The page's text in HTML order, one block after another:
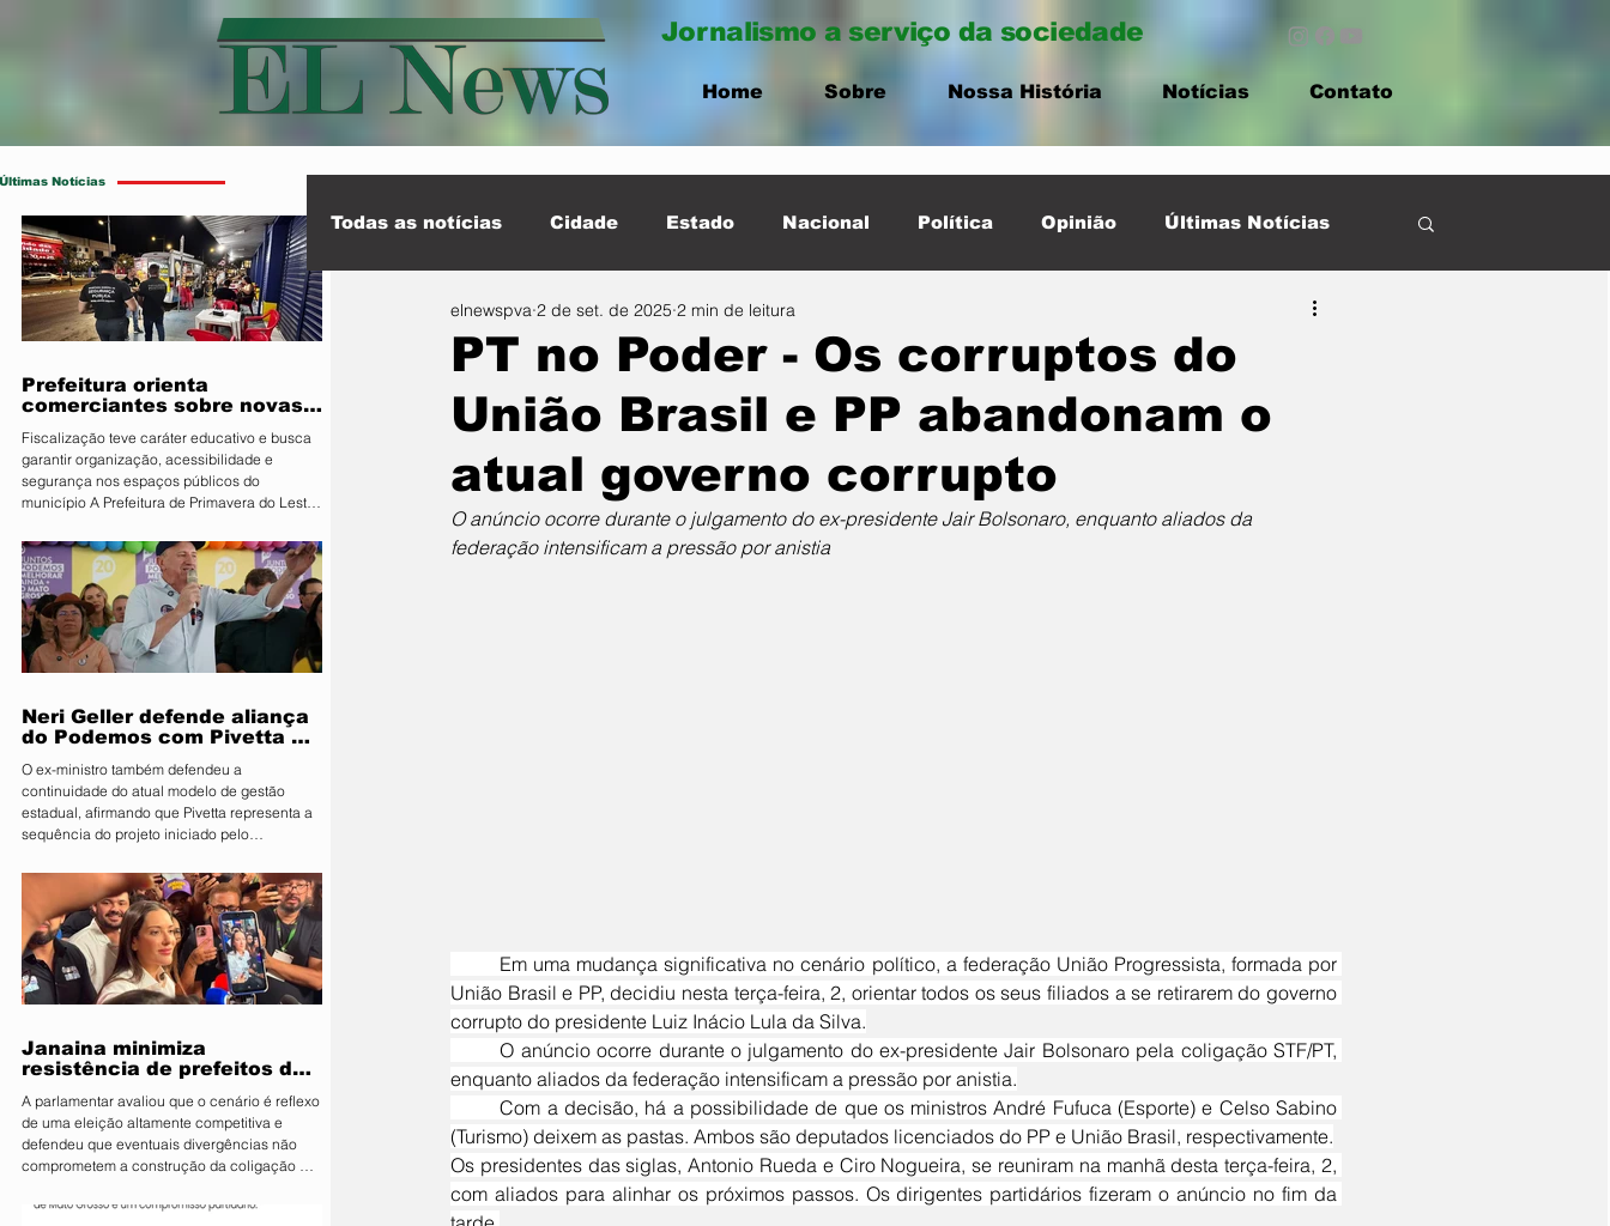
Jornalismo a serviço da sociedade
Home Sobre Nossa História Notícias Contato
Últimas Notícias
Prefeitura orienta
comerciantes sobre novas
trucks
Fiscalização teve caráter educativo e busca
garantir organização, acessibilidade e
segurança nos espaços públicos do
município A Prefeitura de Primavera do Leste,
Segurança Pública e Mobilidade Urbana, em
parceria com a Fiscalização de Obras e
Posturas, realizou uma ação de orientação
aos proprietários de food trucks e
comerciantes ambulantes na noite desta
sexta-feira (31), sobre as novas regras para
utilização de mesas e cadeiras em espa
Neri Geller defende aliança
do Podemos com Pivetta e
com esse acordo
O ex-ministro também defendeu a
continuidade do atual modelo de gestão
estadual, afirmando que Pivetta representa a
sequência do projeto iniciado pelo
deputado federal pelo Podemos, Neri Geller,
participa nesta terça-feira (4) da convenção
do Republicanos e afirmou acreditar que o
partido deve oficializar uma aliança com a
sigla para apoiar a candidatura do
governador Otaviano Pivetta ao Governo de
Mato Grosso. Ao lado do também candid
Janaina minimiza
resistência de prefeitos do
essencial para fortalecer
candidatura do MDB ao
Senado
A parlamentar avaliou que o cenário é reflexo
de uma eleição altamente competitiva e
defendeu que eventuais divergências não
comprometem a construção da coligação A
candidata ao Senado, minimizou nesta terça-
Todas as notícias Cidade Estado Nacional Política Opinião Últimas Notícias
Esporte Internacional Destaque Cidade
PT no Poder - Os corruptos do
União Brasil e PP abandonam o
atual governo corrupto
elnewspva 2 de set. de 2025 2 min de leitura
O anúncio ocorre durante o julgamento do ex-presidente Jair Bolsonaro, enquanto aliados da
federação intensificam a pressão por anistia
União Brasil e PP, decidiu nesta terça-feira, 2, orientar todos os seus filiados a se retirarem do governo
corrupto do presidente Luiz Inácio Lula da Silva.
	O anúncio ocorre durante o julgamento do ex-presidente Jair Bolsonaro pela coligação STF/PT,
enquanto aliados da federação intensificam a pressão por anistia.
	Com a decisão, há a possibilidade de que os ministros André Fufuca (Esporte) e Celso Sabino
(Turismo) deixem as pastas. Ambos são deputados licenciados do PP e União Brasil, respectivamente.
Os presidentes das siglas, Antonio Rueda e Ciro Nogueira, se reuniram na manhã desta terça-feira, 2,
com aliados para alinhar os próximos passos. Os dirigentes partidários fizeram o anúncio no fim da